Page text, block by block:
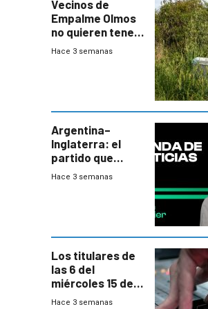
Vecinos de
Empalme Olmos
no quieren tener
cerca una planta
departamental
Hace 3 semanas
Argentina–
Inglaterra: el
partido que
nunca termina
Hace 3 semanas
Los titulares de
las 6 del
miércoles 15 de
julio de 2026
Hace 3 semanas